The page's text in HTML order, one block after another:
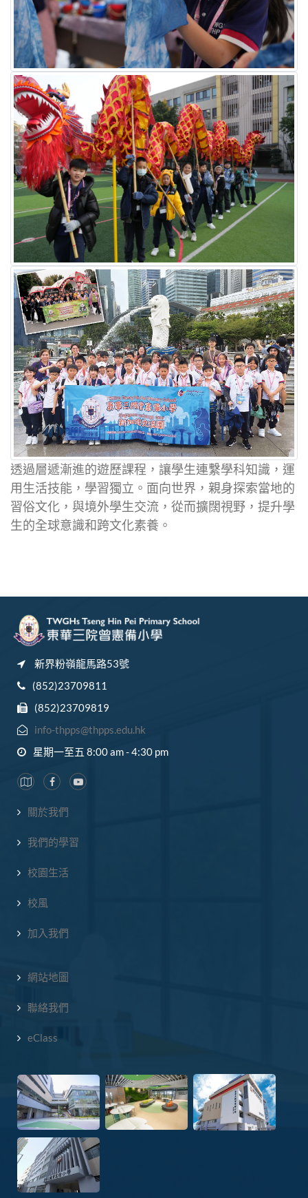
透過層遞漸進的遊歷課程，讓學生連繫學科知識，運
用生活技能，學習獨立。面向世界，親身探索當地的
習俗文化，與境外學生交流，從而擴闊視野，提升學
生的全球意識和跨文化素養。
新界粉嶺龍馬路53號
(852)23709811
(852)23709819
info-thpps@thpps.edu.hk
星期一至五 8:00 am - 4:30 pm
關於我們
我們的學習
校園生活
校風
加入我們
網站地圖
聯絡我們
eClass